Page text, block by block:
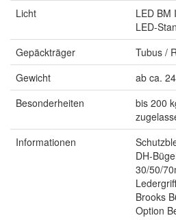
Licht
LED BM
LED-
Gepäckträger
Tubus /
Gewicht
ab ca.
Besonderheiten
bis 200
Informationen
DH-
30/50/
Brooks
Option